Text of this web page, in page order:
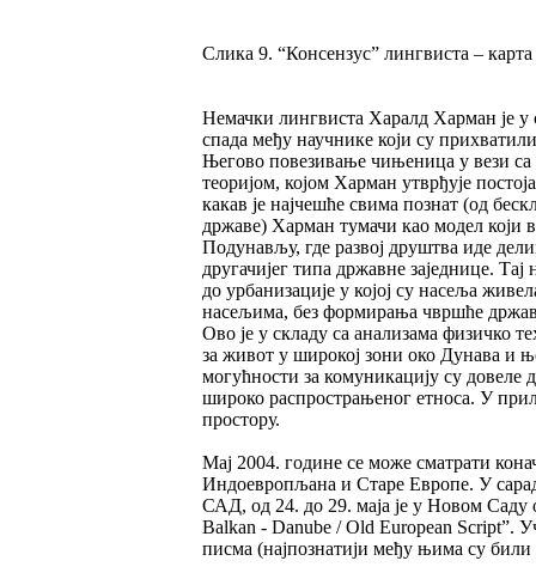
Слика 9. “Консензус” лингвиста –
Немачки лингвиста Харалд Харман је
спада међу научнике који су
Његово повезивање чињеница у вези
теоријом, којом Харман утврђује
какав је најчешће свима познат (од
државе) Харман тумачи као модел који
Подунављу, где развој друштва иде
другачијег типа државне заједнице.
до урбанизације у којој су насеља
насељима, без формирања чвршће
Ово је у складу са анализама физичко
за живот у широкој зони око Дунава и
могућности за комуникацију су
широко распрострањеног етноса. У
простору.
Мај 2004. године се може сматрати
Индоевропљана и Старе Европе. У
САД, од 24. до 29. маја је у Новом Саду
Balkan - Danube / Old European Script”.
писма (најпознатији међу њима су